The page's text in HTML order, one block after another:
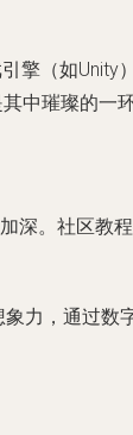
擎（如Unity
中璀璨的一
深。社区教
力，通过数